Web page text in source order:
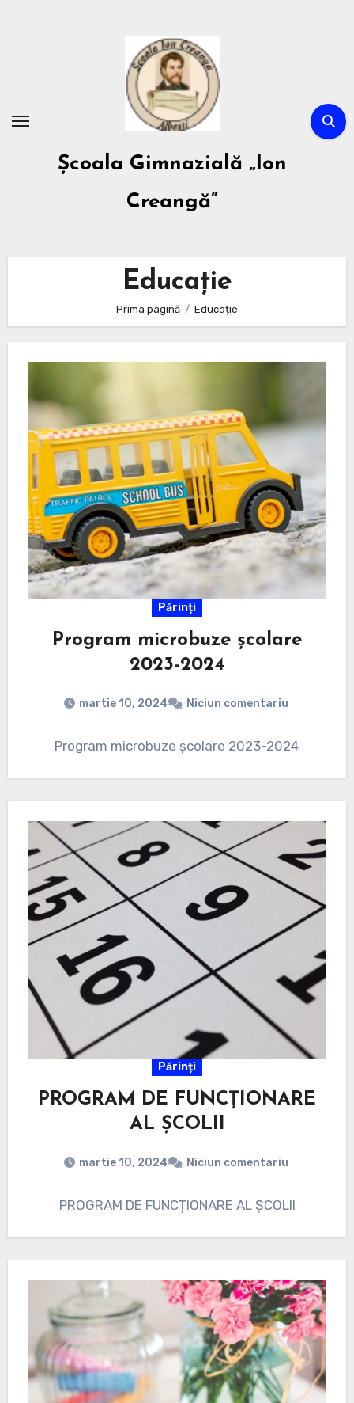
Școala Gimnazială „Ion
Creangă”
Educație
Prima pagină Educație
Părinți
Program microbuze școlare
2023-2024
martie 10, 2024 Niciun comentariu
Program microbuze școlare 2023-2024
Părinți
PROGRAM DE FUNCȚIONARE
AL ȘCOLII
martie 10, 2024 Niciun comentariu
PROGRAM DE FUNCȚIONARE AL ȘCOLII